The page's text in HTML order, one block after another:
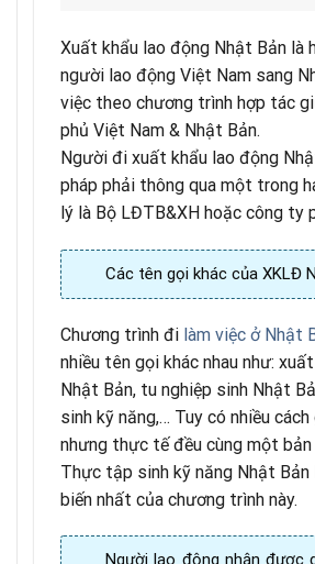
Xuất khẩu lao động Nhật Bản là
người lao động Việt Nam sang
việc theo chương trình hợp tác
phủ Việt Nam & Nhật Bản.
Người đi xuất khẩu lao động
pháp phải thông qua một trong
lý là Bộ LĐTB&XH hoặc công ty
Các tên gọi khác của XKLĐ
Chương trình đi làm việc ở Nhật
nhiều tên gọi khác nhau như:
Nhật Bản, tu nghiệp sinh Nhật
sinh kỹ năng,… Tuy có nhiều cách
nhưng thực tế đều cùng một bản
Thực tập sinh kỹ năng Nhật
biến nhất của chương trình này.
Người lao động nhận được